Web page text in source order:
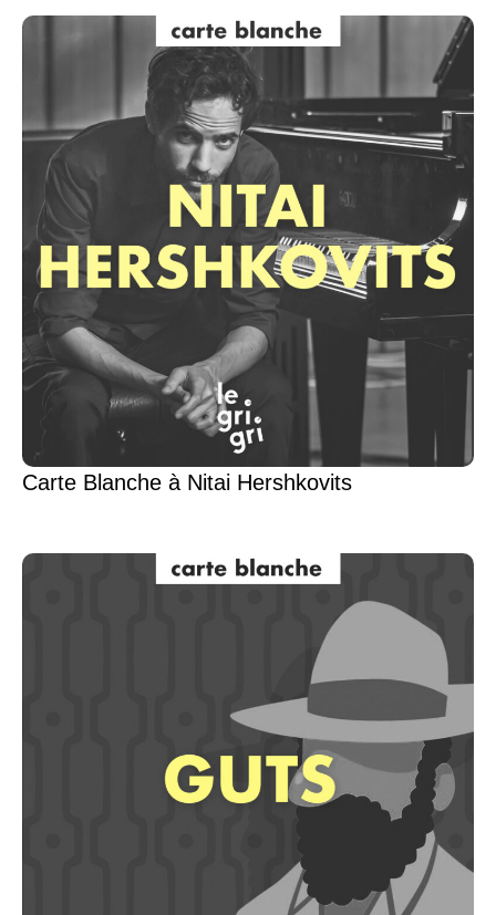
Carte Blanche à Nitai Hershkovits